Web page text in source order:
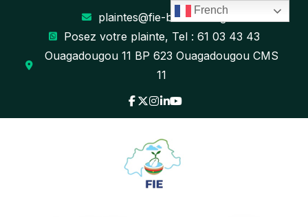
plaintes@fie-burkina.org
Posez votre plainte, Tel : 61 03 43 43
Ouagadougou 11 BP 623 Ouagadougou CMS
11
French